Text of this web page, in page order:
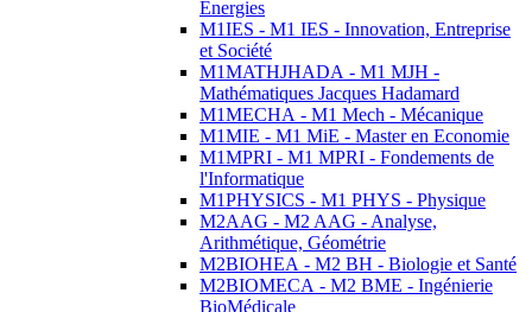
Energies
M1IES - M1 IES - Innovation, Entreprise
et Société
M1MATHJHADA - M1 MJH -
Mathématiques Jacques Hadamard
M1MECHA - M1 Mech - Mécanique
M1MIE - M1 MiE - Master en Economie
M1MPRI - M1 MPRI - Fondements de
l'Informatique
M1PHYSICS - M1 PHYS - Physique
M2AAG - M2 AAG - Analyse,
Arithmétique, Géométrie
M2BIOHEA - M2 BH - Biologie et Santé
M2BIOMECA - M2 BME - Ingénierie
BioMédicale